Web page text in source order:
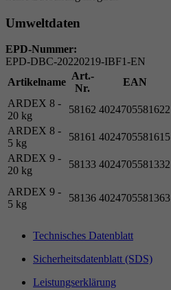
Umweltdaten
EPD-Nummer:
EPD-DBC-20220219-IBF1-EN
Artikelname
Art.-
Nr.
EAN
ARDEX 8 -
20 kg
58162 4024705581622
ARDEX 8 -
5 kg
58161 4024705581615
ARDEX 9 -
20 kg
58133 4024705581332
ARDEX 9 -
5 kg
58136 4024705581363
Technisches Datenblatt
Sicherheitsdatenblatt (SDS)
Leistungserklärung